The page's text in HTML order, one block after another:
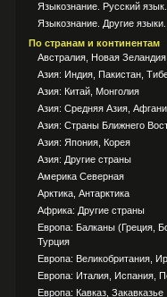
Языкознание. Русский язык.
Языкознание. Другие языки.
По странам и континентам
Австралия, Новая
Азия: Индия, Пакистан,
Азия: Китай, Монголия
Азия: Средняя Азия,
Азия: Страны Ближнего
Азия: Япония, Корея
Азия: Другие страны
Америка Северная
Арктика, Антарктика
Африка: Другие страны
Европа: Балканы (Греция,
Турция
Европа: Великобритания,
Европа: Италия, Испания,
Европа: Кавказ, Закавказье